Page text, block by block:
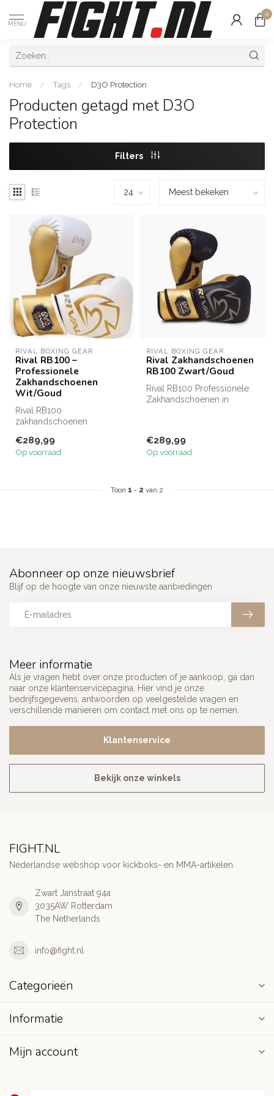
MENU
0
Home / Tags / D3O Protection
Producten getagd met D3O
Protection
Filters
RIVAL BOXING GEAR
Rival RB100 –
Professionele
Zakhandschoenen
Wit/Goud
Rival RB100
zakhandschoenen
padding en Wrist Lock 3
polssteu...
€289,99
Op voorraad
RIVAL BOXING GEAR
Rival Zakhandschoenen
RB100 Zwart/Goud
Rival RB100 Professionele
Zakhandschoenen in
€289,99
Op voorraad
Toon 1 - 2 van 2
Meer informatie
Als je vragen hebt over onze producten of je aankoop, ga dan
naar onze klantenservicepagina. Hier vind je onze
bedrijfsgegevens, antwoorden op veelgestelde vragen en
verschillende manieren om contact met ons op te nemen.
Klantenservice
Bekijk onze winkels
Abonneer op onze nieuwsbrief
Blijf op de hoogte van onze nieuwste aanbiedingen
FIGHT.NL
Nederlandse webshop voor kickboks- en MMA-artikelen.
Zwart Janstraat 94a
3035AW Rotterdam
The Netherlands
info@fight.nl
Categorieën
Informatie
Mijn account